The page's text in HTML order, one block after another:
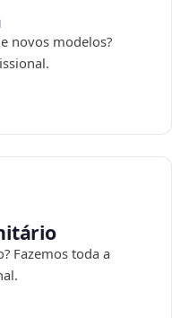
novos modelos?
Fazemos toda a